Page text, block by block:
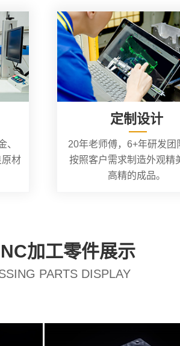
、
材
定制设计
20年老师傅，6+年研发团
按照客户需求制造外观精
高精的成品。
加工零件展示
PARTS DISPLAY